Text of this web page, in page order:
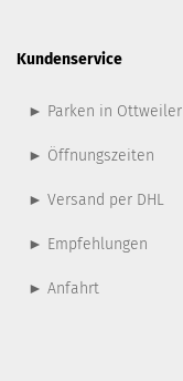
Kundenservice
► Parken in Ottweiler
► Öffnungszeiten
► Versand per DHL
► Empfehlungen
► Anfahrt